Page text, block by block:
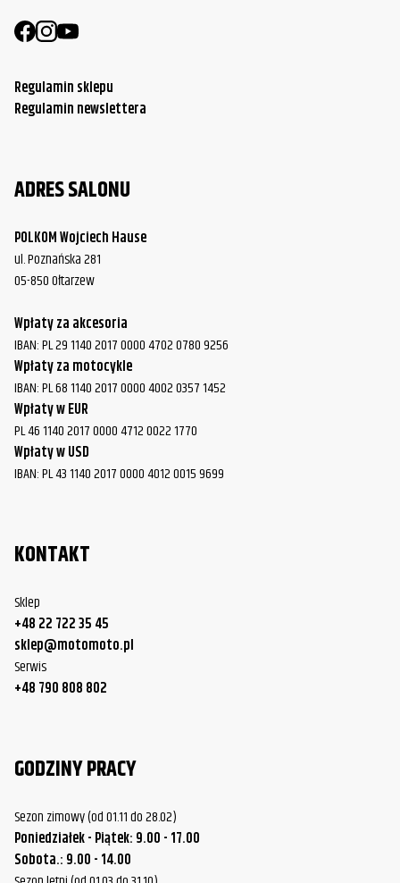
Regulamin sklepu
Regulamin newslettera
ADRES SALONU
POLKOM Wojciech Hause
ul. Poznańska 281
05-850 Ołtarzew
Wpłaty za akcesoria
IBAN: PL 29 1140 2017 0000 4702 0780 9256
Wpłaty za motocykle
IBAN: PL 68 1140 2017 0000 4002 0357 1452
Wpłaty w EUR
PL 46 1140 2017 0000 4712 0022 1770
Wpłaty w USD
IBAN: PL 43 1140 2017 0000 4012 0015 9699
KONTAKT
Sklep
+48 22 722 35 45
sklep@motomoto.pl
Serwis
+48 790 808 802
GODZINY PRACY
Sezon zimowy (od 01.11 do 28.02)
Poniedziałek - Piątek: 9.00 - 17.00
Sobota.: 9.00 - 14.00